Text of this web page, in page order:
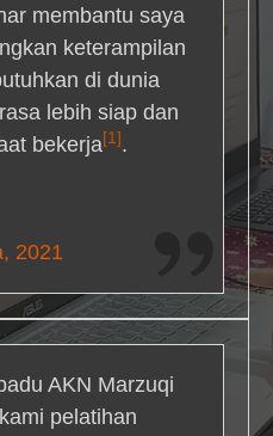
membantu saya
keterampilan
di dunia
lebih siap dan
bekerja[1] .
2021
AKN Marzuqi
pelatihan